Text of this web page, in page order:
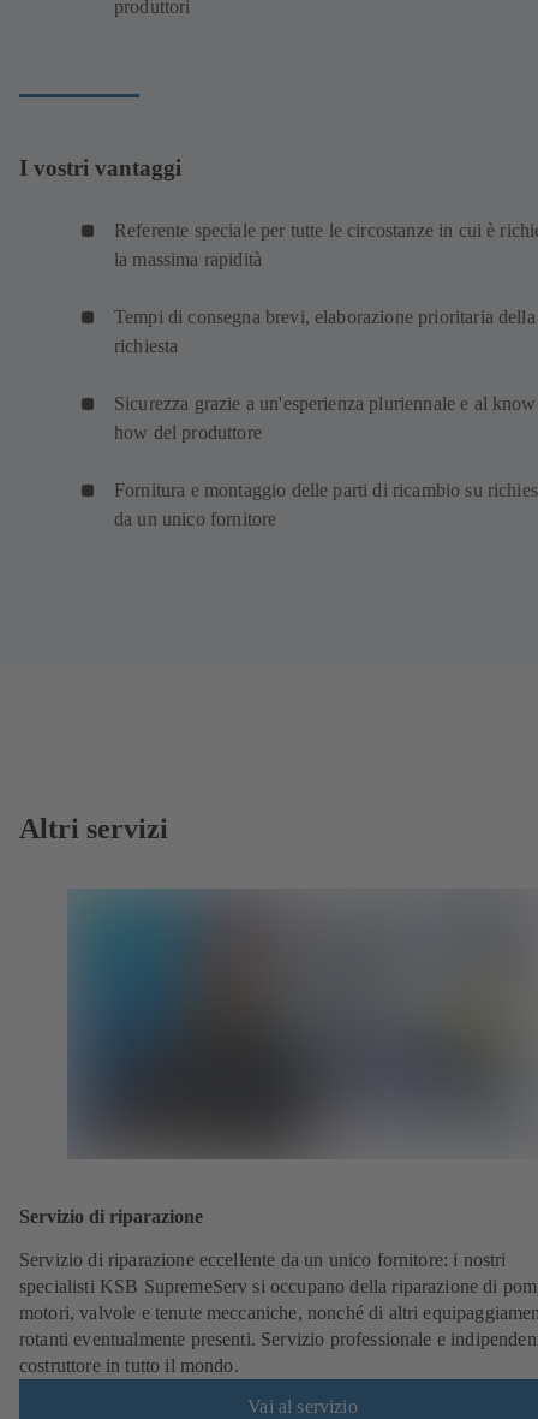
produttori
I vostri vantaggi
Referente speciale per tutte le circostanze in cui è
la massima rapidità
Tempi di consegna brevi, elaborazione prioritaria della
richiesta
Sicurezza grazie a un'esperienza pluriennale e al
how del produttore
Fornitura e montaggio delle parti di ricambio su
da un unico fornitore
Altri servizi
Servizio di riparazione
Servizio di riparazione eccellente da un unico fornitore: i nostri
specialisti KSB SupremeServ si occupano della riparazione di
motori, valvole e tenute meccaniche, nonché di altri
rotanti eventualmente presenti. Servizio professionale e
costruttore in tutto il mondo.
Vai al servizio